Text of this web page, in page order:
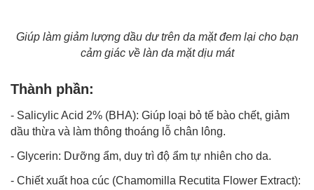
Giúp làm giảm lượng dầu dư trên da mặt đem lại cho bạn
cảm giác về làn da mặt dịu mát
Thành phần:
- Salicylic Acid 2% (BHA): Giúp loại bỏ tế bào chết, giảm
dầu thừa và làm thông thoáng lỗ chân lông.
- Glycerin: Dưỡng ẩm, duy trì độ ẩm tự nhiên cho da.
- Chiết xuất hoa cúc (Chamomilla Recutita Flower Extract):